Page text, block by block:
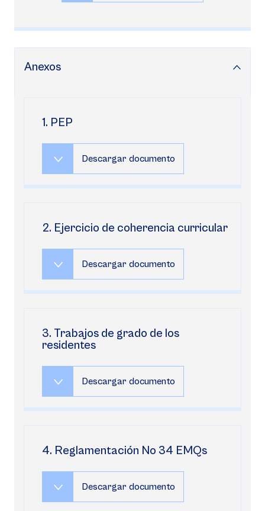
Anexos
1. PEP
Descargar documento
2. Ejercicio de coherencia curricular
Descargar documento
3. Trabajos de grado de los
residentes
Descargar documento
4. Reglamentación No 34 EMQs
Descargar documento